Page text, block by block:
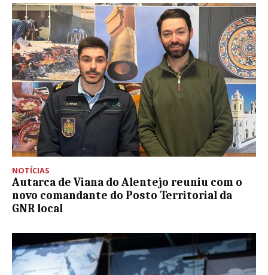
NOTÍCIAS
Autarca de Viana do Alentejo reuniu com o
novo comandante do Posto Territorial da
GNR local